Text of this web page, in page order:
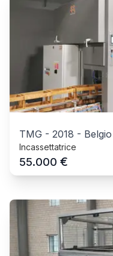
TMG - 2018 - Belgio
Incassettatrice
55.000 €